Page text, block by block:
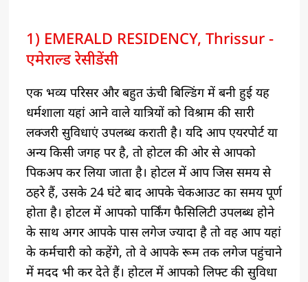
1) EMERALD RESIDENCY, Thrissur -
एमेराल्ड रेसीडेंसी
एक भव्य परिसर और बहुत ऊंची बिल्डिंग में बनी हुई यह
धर्मशाला यहां आने वाले यात्रियों को विश्राम की सारी
लक्जरी सुविधाएं उपलब्ध कराती है। यदि आप एयरपोर्ट या
अन्य किसी जगह पर है, तो होटल की ओर से आपको
पिकअप कर लिया जाता है। होटल में आप जिस समय से
ठहरे हैं, उसके 24 घंटे बाद आपके चेकआउट का समय पूर्ण
होता है। होटल में आपको पार्किंग फैसिलिटी उपलब्ध होने
के साथ अगर आपके पास लगेज ज्यादा है तो वह आप यहां
के कर्मचारी को कहेंगे, तो वे आपके रूम तक लगेज पहुंचाने
में मदद भी कर देते हैं। होटल में आपको लिफ्ट की सुविधा